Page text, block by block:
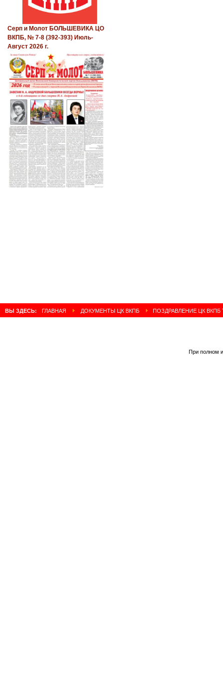
Серп и Молот БОЛЬШЕВИКА ЦО
ВКПБ, № 7-8 (392-393) Июль-
Август 2026 г.
ВЫ ЗДЕСЬ: ГЛАВНАЯ ДОКУМЕНТЫ ЦК ВКПБ ПОЗДРАВЛЕНИЕ ЦК
При полном